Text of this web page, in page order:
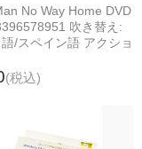
No Way Home DVD
吹き替え:
/スペイン語 アクショ
(税込)